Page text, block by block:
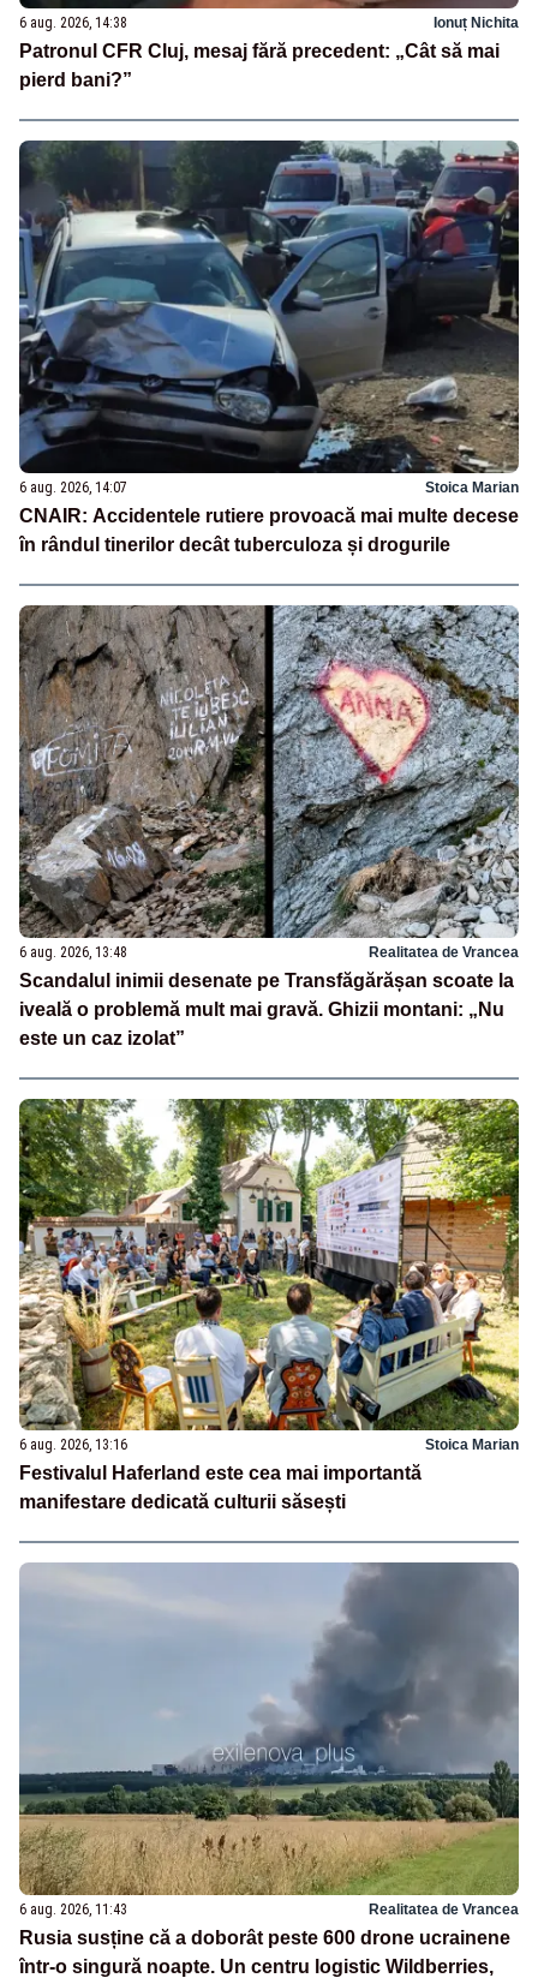
6 aug. 2026, 14:38 Ionuț Nichita
Patronul CFR Cluj, mesaj fără precedent: „Cât să mai
pierd bani?”
6 aug. 2026, 14:07 Stoica Marian
CNAIR: Accidentele rutiere provoacă mai multe decese
în rândul tinerilor decât tuberculoza și drogurile
6 aug. 2026, 13:48 Realitatea de Vrancea
Scandalul inimii desenate pe Transfăgărășan scoate la
iveală o problemă mult mai gravă. Ghizii montani: „Nu
este un caz izolat”
6 aug. 2026, 13:16 Stoica Marian
Festivalul Haferland este cea mai importantă
manifestare dedicată culturii săsești
6 aug. 2026, 11:43 Realitatea de Vrancea
Rusia susține că a doborât peste 600 drone ucrainene
într-o singură noapte. Un centru logistic Wildberries,